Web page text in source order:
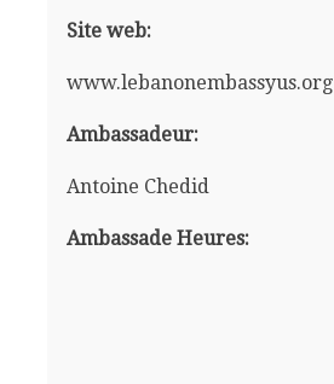
Site web:
www.lebanonembassyus.org
Ambassadeur:
Antoine Chedid
Ambassade Heures: